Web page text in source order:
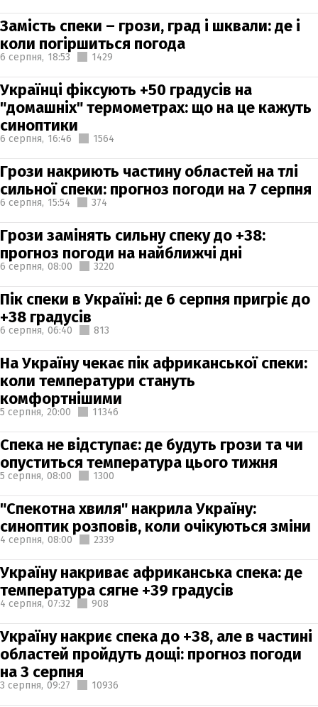
Замість спеки – грози, град і шквали: де і
коли погіршиться погода
6 серпня, 18:53 1429
Українці фіксують +50 градусів на
"домашніх" термометрах: що на це кажуть
синоптики
6 серпня, 16:46 1564
Грози накриють частину областей на тлі
сильної спеки: прогноз погоди на 7 серпня
6 серпня, 15:54 374
Грози замінять сильну спеку до +38:
прогноз погоди на найближчі дні
6 серпня, 08:00 3220
Пік спеки в Україні: де 6 серпня пригріє до
+38 градусів
6 серпня, 06:40 813
На Україну чекає пік африканської спеки:
коли температури стануть
комфортнішими
5 серпня, 20:00 11346
Спека не відступає: де будуть грози та чи
опуститься температура цього тижня
5 серпня, 08:00 1300
"Спекотна хвиля" накрила Україну:
синоптик розповів, коли очікуються зміни
4 серпня, 08:00 2339
Україну накриває африканська спека: де
температура сягне +39 градусів
4 серпня, 07:32 908
Україну накриє спека до +38, але в частині
областей пройдуть дощі: прогноз погоди
на 3 серпня
3 серпня, 09:27 10936